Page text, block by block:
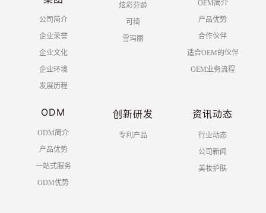
公司简介
企业荣誉
企业文化
企业环境
发展历程
炫彩芬龄
可绮
雪玛丽
OEM简介
产品优势
合作伙伴
适合OEM的伙伴
OEM业务流程
ODM
ODM简介
产品优势
一站式服务
ODM优势
创新研发
专利产品
资讯动态
行业动态
公司新闻
美妆护肤